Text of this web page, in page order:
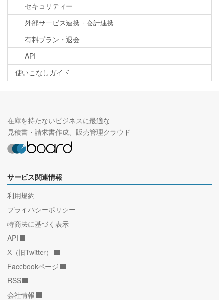
セキュリティー
外部サービス連携・会計連携
有料プラン・退会
API
使いこなしガイド
在庫を持たないビジネスに最適な
見積書・請求書作成、販売管理クラウド
サービス関連情報
利用規約
プライバシーポリシー
特商法に基づく表示
API
X（旧Twitter）
Facebookページ
RSS
会社情報